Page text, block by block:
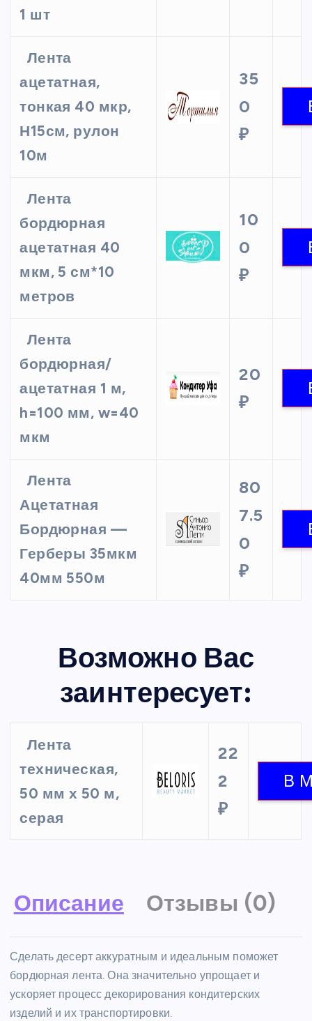
1 шт
Лента
ацетатная,
тонкая 40 мкр,
Н15см, рулон
10м
35
0
₽
Лента
бордюрная
ацетатная 40
мкм, 5 см*10
метров
10
0
₽
Лента
бордюрная/
ацетатная 1 м,
h=100 мм, w=40
мкм
20
₽
Лента
Ацетатная
Бордюрная —
Герберы 35мкм
40мм 550м
80
7.5
0
₽
Возможно Вас
заинтересует:
Лента
техническая,
50 мм х 50 м,
серая
22
2
₽
Описание Отзывы (0)
Сделать десерт аккуратным и идеальным поможет
бордюрная лента. Она значительно упрощает и
ускоряет процесс декорирования кондитерских
изделий и их транспортировки.